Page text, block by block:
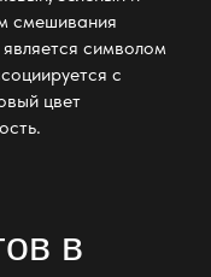
смешивания
символом
с
цвет
в